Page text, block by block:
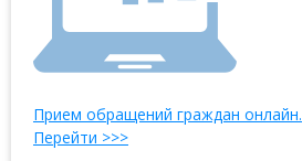
Прием обращений граждан онлайн.
Перейти >>>